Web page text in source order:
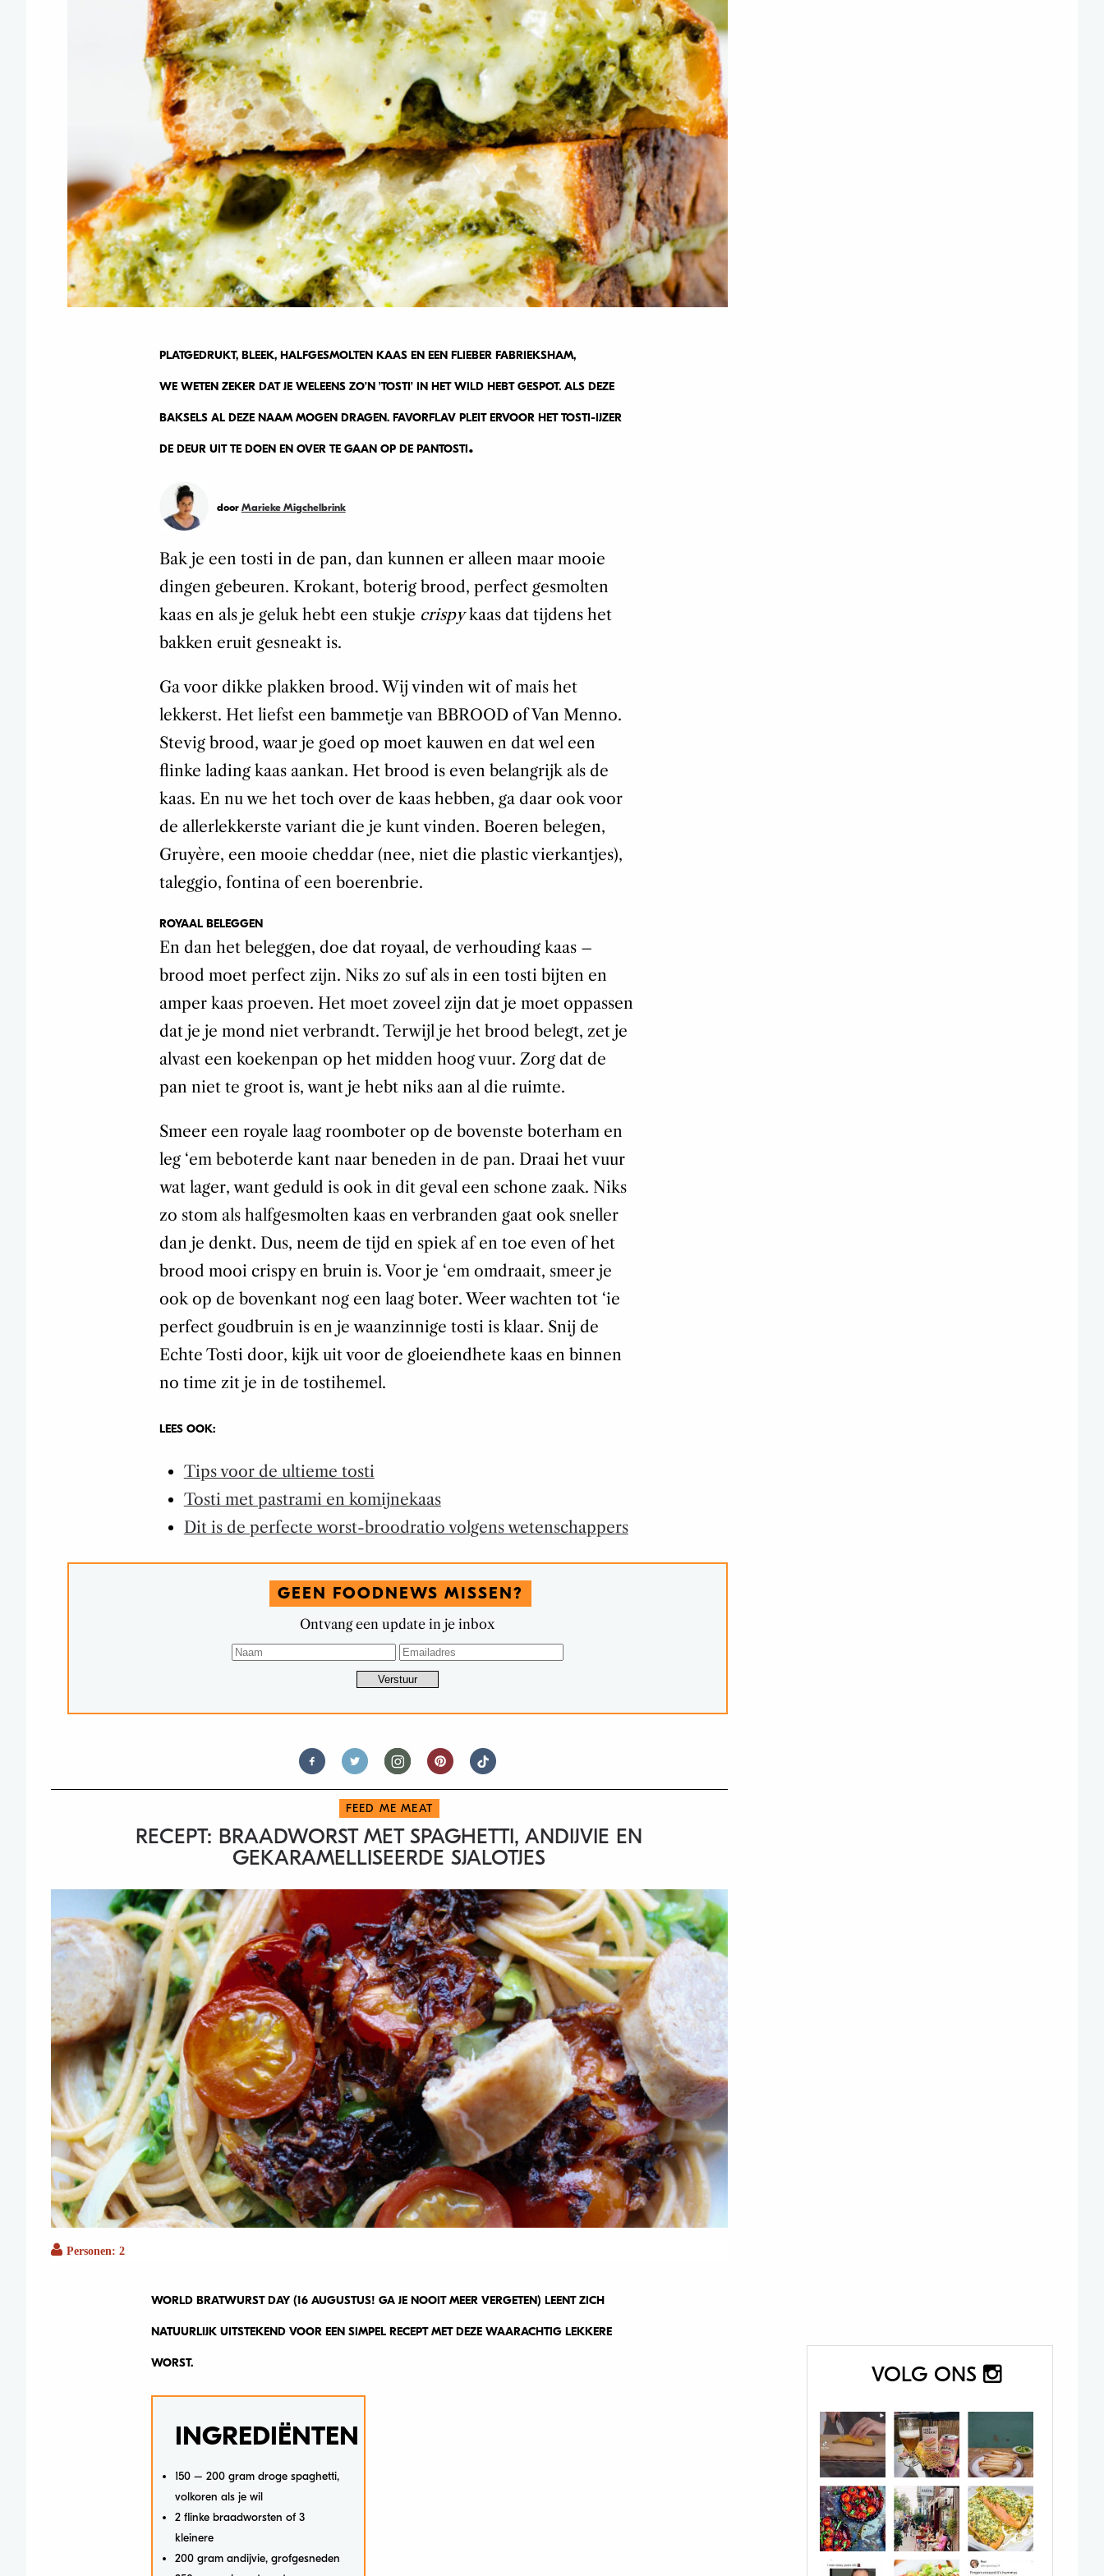
VOLG ONS
PLATGEDRUKT, BLEEK, HALFGESMOLTEN KAAS EN EEN FLIEBER FABRIEKSHAM,
WE WETEN ZEKER DAT JE WELEENS ZO’N ’TOSTI’ IN HET WILD HEBT GESPOT. ALS DEZE
BAKSELS AL DEZE NAAM MOGEN DRAGEN. FAVORFLAV PLEIT ERVOOR HET TOSTI-IJZER
DE DEUR UIT TE DOEN EN OVER TE GAAN OP DE PANTOSTI.
door Marieke Migchelbrink
Bak je een tosti in de pan, dan kunnen er alleen maar mooie
dingen gebeuren. Krokant, boterig brood, perfect gesmolten
kaas en als je geluk hebt een stukje crispykaas dat tijdens het
bakken eruit gesneakt is.
Ga voor dikke plakken brood. Wij vinden wit of mais het
lekkerst. Het liefst een bammetje van BBROOD of Van Menno.
Stevig brood, waar je goed op moet kauwen en dat wel een
flinke lading kaas aankan. Het brood is even belangrijk als de
kaas. En nu we het toch over de kaas hebben, ga daar ook voor
de allerlekkerste variant die je kunt vinden. Boeren belegen,
Gruyère, een mooie cheddar (nee, niet die plastic vierkantjes),
taleggio, fontina of een boerenbrie.
ROYAAL BELEGGEN
En dan het beleggen, doe dat royaal, de verhouding kaas –
brood moet perfect zijn. Niks zo suf als in een tosti bijten en
amper kaas proeven. Het moet zoveel zijn dat je moet oppassen
dat je je mond niet verbrandt. Terwijl je het brood belegt, zet je
alvast een koekenpan op het midden hoog vuur. Zorg dat de
pan niet te groot is, want je hebt niks aan al die ruimte.
Smeer een royale laag roomboter op de bovenste boterham en
leg ‘em beboterde kant naar beneden in de pan. Draai het vuur
wat lager, want geduld is ook in dit geval een schone zaak. Niks
zo stom als halfgesmolten kaas en verbranden gaat ook sneller
dan je denkt. Dus, neem de tijd en spiek af en toe even of het
brood mooi crispy en bruin is. Voor je ‘em omdraait, smeer je
ook op de bovenkant nog een laag boter. Weer wachten tot ‘ie
perfect goudbruin is en je waanzinnige tosti is klaar. Snij de
Echte Tosti door, kijk uit voor de gloeiendhete kaas en binnen
no time zit je in de tostihemel.
LEES OOK:
Tips voor de ultieme tosti
Tosti met pastrami en komijnekaas
Dit is de perfecte worst-broodratio volgens wetenschappers
GEEN FOODNEWS MISSEN?
Ontvang een update in je inbox
FEED ME MEAT
RECEPT: BRAADWORST MET SPAGHETTI, ANDIJVIE EN
GEKARAMELLISEERDE SJALOTJES
Personen: 2
WORLD BRATWURST DAY (16 AUGUSTUS! GA JE NOOIT MEER VERGETEN) LEENT ZICH
NATUURLIJK UITSTEKEND VOOR EEN SIMPEL RECEPT MET DEZE WAARACHTIG LEKKERE
WORST.
INGREDIËNTEN
150 – 200 gram droge spaghetti,
volkoren als je wil
2 flinke braadworsten of 3
kleinere
200 gram andijvie, grofgesneden